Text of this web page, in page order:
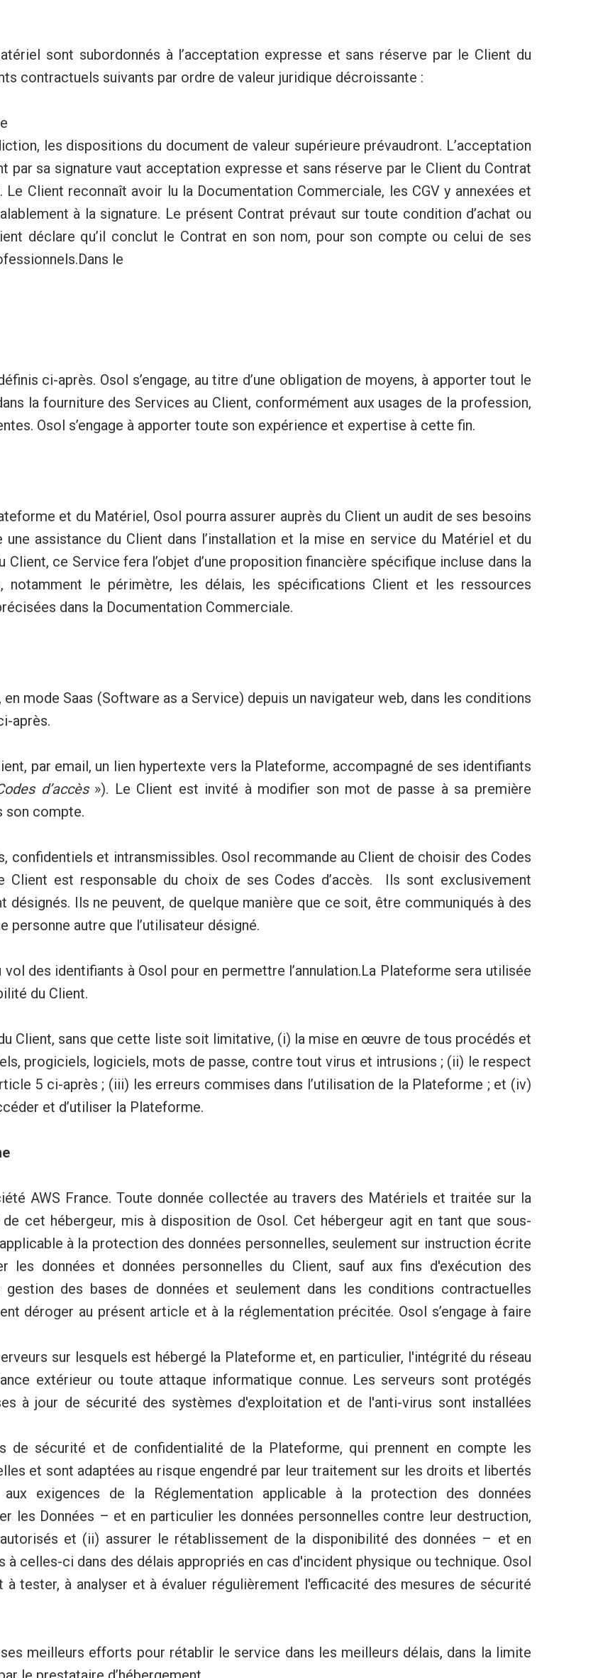
sont subordonnés à l’acceptation expresse et sans réserve par le Client du
contractuels suivants par ordre de valeur juridique décroissante :
les dispositions du document de valeur supérieure prévaudront. L’acceptation
par sa signature vaut acceptation expresse et sans réserve par le Client du Contrat
Client reconnaît avoir lu la Documentation Commerciale, les CGV y annexées et
à la signature. Le présent Contrat prévaut sur toute condition d’achat ou
déclare qu’il conclut le Contrat en son nom, pour son compte ou celui de ses
le
ci-après. Osol s’engage, au titre d’une obligation de moyens, à apporter tout le
la fourniture des Services au Client, conformément aux usages de la profession,
Osol s’engage à apporter toute son expérience et expertise à cette fin.
et du Matériel, Osol pourra assurer auprès du Client un audit de ses besoins
assistance du Client dans l’installation et la mise en service du Matériel et du
ce Service fera l’objet d’une proposition financière spécifique incluse dans la
notamment le périmètre, les délais, les spécifications Client et les ressources
dans la Documentation Commerciale.
mode Saas (Software as a Service) depuis un navigateur web, dans les conditions
après.
par email, un lien hypertexte vers la Plateforme, accompagné de ses identifiants
d’accès»). Le Client est invité à modifier son mot de passe à sa première
son compte.
confidentiels et intransmissibles. Osol recommande au Client de choisir des Codes
Client est responsable du choix de ses Codes d’accès. Ils sont exclusivement
désignés. Ils ne peuvent, de quelque manière que ce soit, être communiqués à des
personne autre que l’utilisateur désigné.
des identifiants à Osol pour en permettre l’annulation.La Plateforme sera utilisée
du Client.
Client, sans que cette liste soit limitative, (i) la mise en œuvre de tous procédés et
progiciels, logiciels, mots de passe, contre tout virus et intrusions ; (ii) le respect
5 ci-après ; (iii) les erreurs commises dans l’utilisation de la Plateforme ; et (iv)
et d’utiliser la Plateforme.
AWS France. Toute donnée collectée au travers des Matériels et traitée sur la
cet hébergeur, mis à disposition de Osol. Cet hébergeur agit en tant que sous-
à la protection des données personnelles, seulement sur instruction écrite
données et données personnelles du Client, sauf aux fins d'exécution des
des bases de données et seulement dans les conditions contractuelles
déroger au présent article et à la réglementation précitée. Osol s’engage à faire
sur lesquels est hébergé la Plateforme et, en particulier, l'intégrité du réseau
extérieur ou toute attaque informatique connue. Les serveurs sont protégés
à jour de sécurité des systèmes d'exploitation et de l'anti-virus sont installées
sécurité et de confidentialité de la Plateforme, qui prennent en compte les
et sont adaptées au risque engendré par leur traitement sur les droits et libertés
aux exigences de la Réglementation applicable à la protection des données
les Données – et en particulier les données personnelles contre leur destruction,
et (ii) assurer le rétablissement de la disponibilité des données – et en
celles-ci dans des délais appropriés en cas d'incident physique ou technique. Osol
tester, à analyser et à évaluer régulièrement l'efficacité des mesures de sécurité
meilleurs efforts pour rétablir le service dans les meilleurs délais, dans la limite